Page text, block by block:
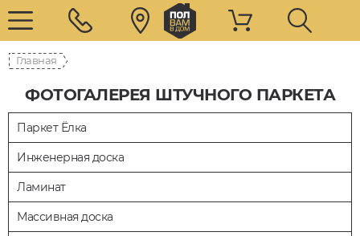
Главная
ФОТОГАЛЕРЕЯ ШТУЧНОГО ПАРКЕТА
Паркет Ёлка
Инженерная доска
Ламинат
Массивная доска